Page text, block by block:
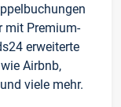
mit Premium-
erweiterte
Airbnb,
viele mehr.